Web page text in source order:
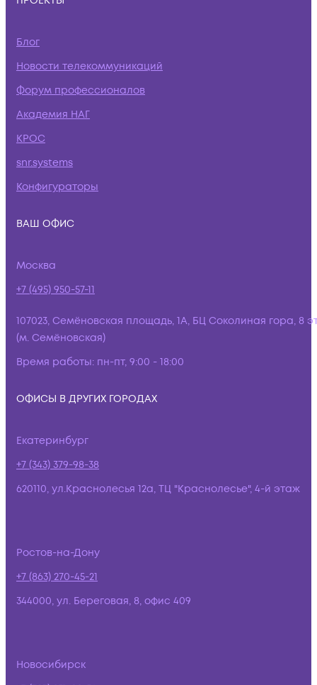
Блог
Новости телекоммуникаций
Форум профессионалов
Академия НАГ
КРОС
snr.systems
Конфигураторы
ВАШ ОФИС
Москва
+7 (495) 950-57-11
107023, Семёновская площадь, 1А, БЦ Соколиная гора, 8
(м. Семёновская)
Время работы: пн-пт, 9:00 - 18:00
ОФИСЫ В ДРУГИХ ГОРОДАХ
Екатеринбург
+7 (343) 379-98-38
620110, ул.Краснолесья 12а, ТЦ "Краснолесье", 4-й этаж
Ростов-на-Дону
+7 (863) 270-45-21
344000, ул. Береговая, 8, офис 409
Новосибирск